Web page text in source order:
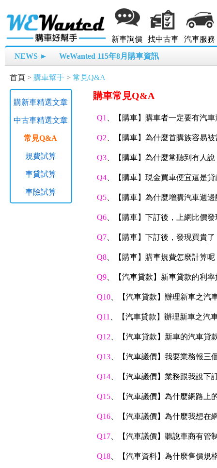
新車詢價 找中古車 汽車服務
NEWS ► WeWanted 115年8月購車資訊
首頁 > 購車幫手 > 常見Q&A
購新車精選文章
中古車精選文章
常見Q&A
規費試算
車貸試算
車險試算
購車常見Q&A
Q1 、【購車】購車者一定要有汽
Q2 、【購車】為什麼首購族容易
Q3 、【購車】為什麼常聽到有人
Q4 、【購車】現金買車便宜還是
Q5 、【購車】為什麼增購汽車週
Q6 、【購車】下訂後，上網比價
Q7 、【購車】下訂後，發現買貴
Q8 、【購車】購車規費怎麼計算呢
Q9 、【汽車貸款】新車貸款的利
Q10 、【汽車貸款】辦理新車之汽
Q11 、【汽車貸款】辦理新車之汽
Q12 、【汽車貸款】新車的汽車貸
Q13 、【汽車議價】我要業務報三
Q14 、【汽車議價】業務跟我說下
Q15 、【汽車議價】為什麼網路
Q16 、【汽車議價】為什麼我想
Q17 、【汽車議價】聽說車商有管
Q18 、【汽車資料】為什麼售價